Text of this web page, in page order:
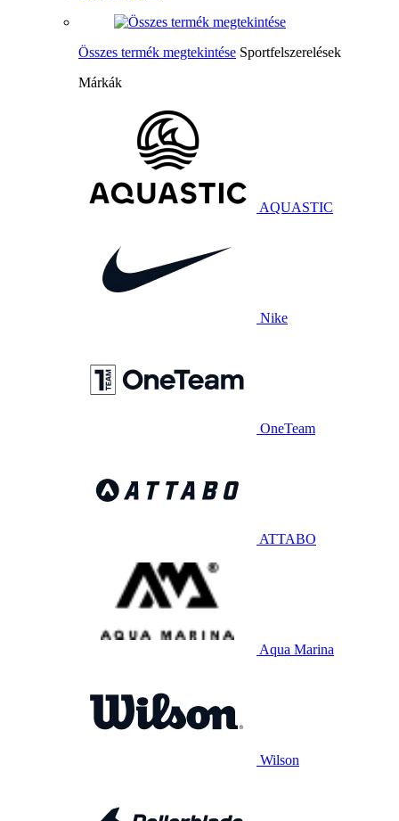
Összes termék megtekintése Sportfelszerelések
Márkák
AQUASTIC
Nike
OneTeam
ATTABO
Aqua Marina
Wilson